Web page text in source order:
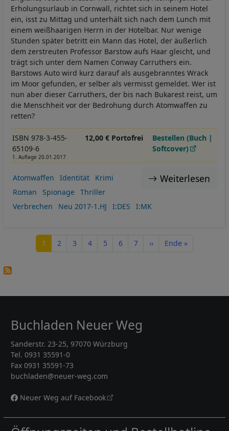
Erholungsurlaub in Cornwall, richtet sich in seinem Hotel
ein, isst zu Mittag und unterhält sich nach dem Lunch mit
einem weißhaarigen Herrn in der Hotelbar. Nur wenige
Stunden später betritt ein Mann das Hotel, der äußerlich
dem zerstreuten Professor Barstow aufs Haar gleicht, und
trägt sich unter dem Namen Conway Carruthers ein.
Barstows Auto wird kurz darauf als ausgebranntes Wrack
im Moor gefunden, er selber als vermisst gemeldet. Wer ist
nun aber dieser Carruthers, der bis nach Bukarest reist, um
die Menschheit vor der Bedrohung durch Atomwaffen zu
retten?
ISBN 978-3-455-
65109-6
1. Auflage 20.01.2017
12,00 € Portofrei
Bestellen (Buch |
Softcover)
Weiterlesen
Atomwaffen Identität
Krimi
Roman
Spionage
Thriller
Verbrechen
Neu 2017-1.HJ I:DES I:MK
Seite
1 Seite
2 Seite
3 Seite
4 Seite
5 Seite
6 Seite
7 Nächste Seite
›› Letzte Seite
Ende »
Buchladen Neuer Weg
Sanderstr. 23-25, 97070 Würzburg
Tel. 0931 35591-0
Fax 0931 35591-73
buchladen@neuer-weg.com
Neuer Weg auf Facebook